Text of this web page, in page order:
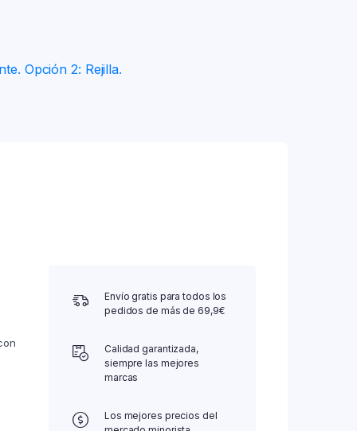
Envío gratis para todos los
pedidos de más de 69,9€
Calidad garantizada,
siempre las mejores
marcas
Los mejores precios del